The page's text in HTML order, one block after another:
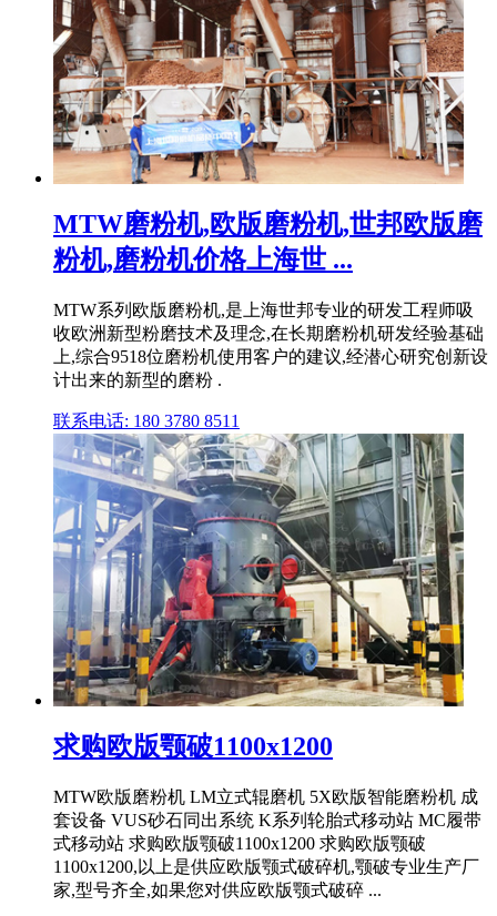
MTW磨粉机,欧版磨粉机,世邦欧版磨
粉机,磨粉机价格上海世 ...
MTW系列欧版磨粉机,是上海世邦专业的研发工程师吸
收欧洲新型粉磨技术及理念,在长期磨粉机研发经验基础
上,综合9518位磨粉机使用客户的建议,经潜心研究创新设
计出来的新型的磨粉 .
联系电话: 180 3780 8511
求购欧版颚破1100x1200
MTW欧版磨粉机 LM立式辊磨机 5X欧版智能磨粉机 成
套设备 VUS砂石同出系统 K系列轮胎式移动站 MC履带
式移动站 求购欧版颚破1100x1200 求购欧版颚破
1100x1200,以上是供应欧版颚式破碎机,颚破专业生产厂
家,型号齐全,如果您对供应欧版颚式破碎 ...